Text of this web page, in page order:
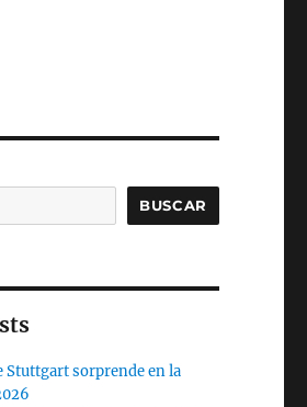
BUSCAR
Stuttgart sorprende en la